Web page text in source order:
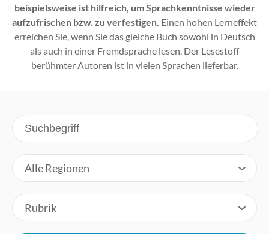
beispielsweise ist hilfreich, um Sprachkenntnisse wieder
aufzufrischen bzw. zu verfestigen. Einen hohen Lerneffekt
erreichen Sie, wenn Sie das gleiche Buch sowohl in Deutsch
als auch in einer Fremdsprache lesen. Der Lesestoff
berühmter Autoren ist in vielen Sprachen lieferbar.
Alle Regionen
Rubrik